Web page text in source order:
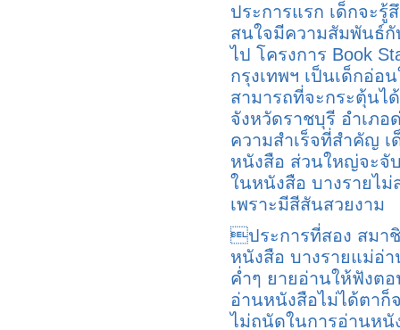
ประการแรก เด็กจะ
สนใจมีความสัมพันธ์
ไป โครงการ Book
กรุงเทพฯ เป็นเด็กอ่อ
สามารถที่จะกระตุ้นไ
จังหวัดราชบุรี อำเภอ
ความสำเร็จที่สำคัญ
หนังสือ ส่วนใหญ่จะจั
ในหนังสือ บางรายไ
เพราะมีสีสันสวยงาม
ประการที่สอง สมา
หนังสือ บางรายแม่อ่
ค่ำๆ ยายอ่านให้ฟังต
อ่านหนังสือไม่ได้ตาก็
ไม่ถนัดในการอ่านหนั